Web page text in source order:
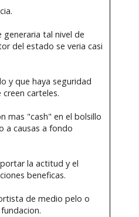
tal nivel de
del estado se veria casi
y que haya seguridad
carteles.
mas "cash" en el bolsillo
a causas a fondo
la actitud y el
beneficas.
de medio pelo o